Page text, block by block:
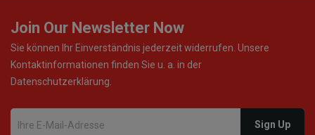
Join Our Newsletter Now
Sie können Ihr Einverständnis jederzeit widerrufen. Unsere
Kontaktinformationen finden Sie u. a. in der
Datenschutzerklärung.